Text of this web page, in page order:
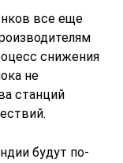
все еще
снижения
не
станций
будут по-